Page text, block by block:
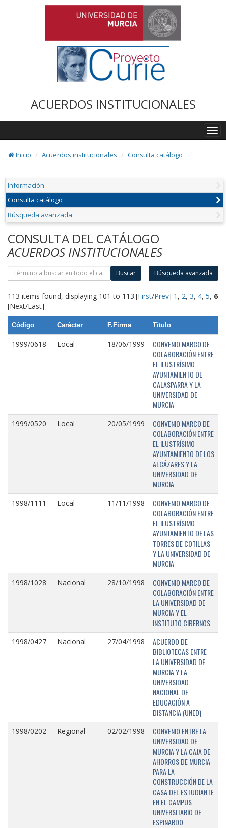
ACUERDOS INSTITUCIONALES
Inicio
Acuerdos institucionales Consulta catálogo
Información
Consulta catálogo
Búsqueda avanzada
CONSULTA DEL CATÁLOGO
ACUERDOS INSTITUCIONALES
Buscar Búsqueda avanzada
113 items found, displaying 101 to 113.[First/Prev] 1 , 2, 3, 4, 5, 6
[Next/Last]
Código Carácter F.Firma Título
1999/0618 Local 18/06/1999
CONVENIO MARCO DE
COLABORACIÓN ENTRE
EL ILUSTRÍSIMO
AYUNTAMIENTO DE
CALASPARRA Y LA
UNIVERSIDAD DE
MURCIA
1999/0520 Local 20/05/1999
CONVENIO MARCO DE
COLABORACIÓN ENTRE
EL ILUSTRÍSIMO
AYUNTAMIENTO DE LOS
ALCÁZARES Y LA
UNIVERSIDAD DE
MURCIA
1998/1111 Local 11/11/1998
CONVENIO MARCO DE
COLABORACIÓN ENTRE
EL ILUSTRÍSIMO
AYUNTAMIENTO DE LAS
TORRES DE COTILLAS
Y LA UNIVERSIDAD DE
MURCIA
1998/1028 Nacional 28/10/1998
CONVENIO MARCO DE
COLABORACIÓN ENTRE
LA UNIVERSIDAD DE
MURCIA Y EL
INSTITUTO CIBERNOS
1998/0427 Nacional 27/04/1998
ACUERDO DE
BIBLIOTECAS ENTRE
LA UNIVERSIDAD DE
MURCIA Y LA
UNIVERSIDAD
NACIONAL DE
EDUCACIÓN A
DISTANCIA (UNED)
1998/0202 Regional 02/02/1998
CONVENIO ENTRE LA
UNIVERSIDAD DE
MURCIA Y LA CAJA DE
AHORROS DE MURCIA
PARA LA
CONSTRUCCIÓN DE LA
CASA DEL ESTUDIANTE
EN EL CAMPUS
UNIVERSITARIO DE
ESPINARDO